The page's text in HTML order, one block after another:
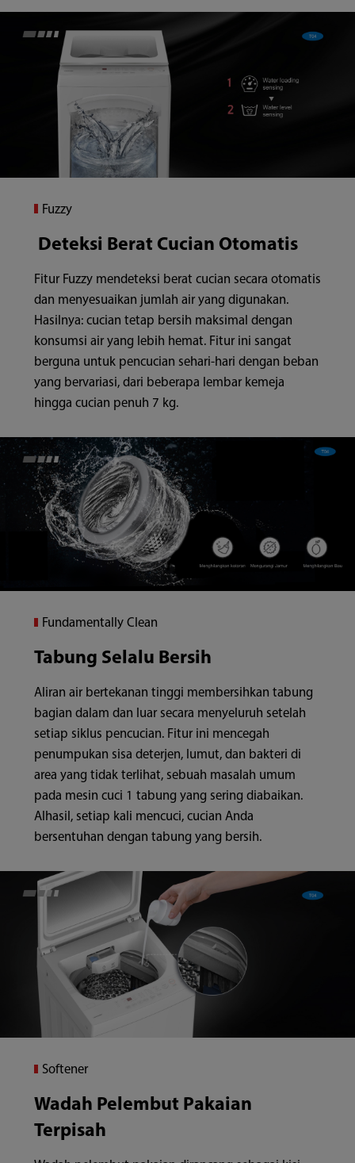
Fuzzy
Deteksi Berat Cucian Otomatis
Fitur Fuzzy mendeteksi berat cucian secara otomatis
dan menyesuaikan jumlah air yang digunakan.
Hasilnya: cucian tetap bersih maksimal dengan
konsumsi air yang lebih hemat. Fitur ini sangat
berguna untuk pencucian sehari-hari dengan beban
yang bervariasi, dari beberapa lembar kemeja
hingga cucian penuh 7 kg.
Fundamentally Clean
Tabung Selalu Bersih
Aliran air bertekanan tinggi membersihkan tabung
bagian dalam dan luar secara menyeluruh setelah
setiap siklus pencucian. Fitur ini mencegah
penumpukan sisa deterjen, lumut, dan bakteri di
area yang tidak terlihat, sebuah masalah umum
pada mesin cuci 1 tabung yang sering diabaikan.
Alhasil, setiap kali mencuci, cucian Anda
bersentuhan dengan tabung yang bersih.
Softener
Wadah Pelembut Pakaian
Terpisah